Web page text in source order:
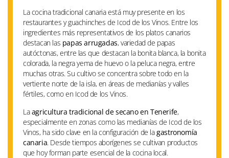
La cocina tradicional canaria está muy presente en los
restaurantes y guachinches de Icod de los Vinos. Entre los
ingredientes más representativos de los platos canarios
destacan las papas arrugadas, variedad de papas
autóctonas, entre las que destacan la bonita blanca, la bonita
colorada, la negra yema de huevo o la peluca negra, entre
muchas otras. Su cultivo se concentra sobre todo en la
vertiente norte de la isla, en áreas de medianías y valles
fértiles, como en Icod de los Vinos.
Laagricultura tradicional de secano en Tenerife,
especialmente en zonas como las medianías de Icod de los
Vinos, ha sido clave en la configuración de lagastronomía
canaria. Desde tiempos aborígenes se cultivan productos
que hoy forman parte esencial de la cocina local.